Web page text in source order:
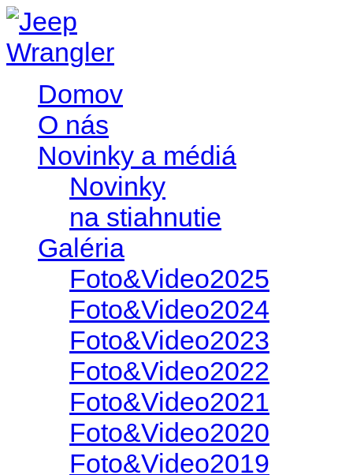
Domov
O nás
Novinky a médiá
Novinky
na stiahnutie
Galéria
Foto&Video2025
Foto&Video2024
Foto&Video2023
Foto&Video2022
Foto&Video2021
Foto&Video2020
Foto&Video2019